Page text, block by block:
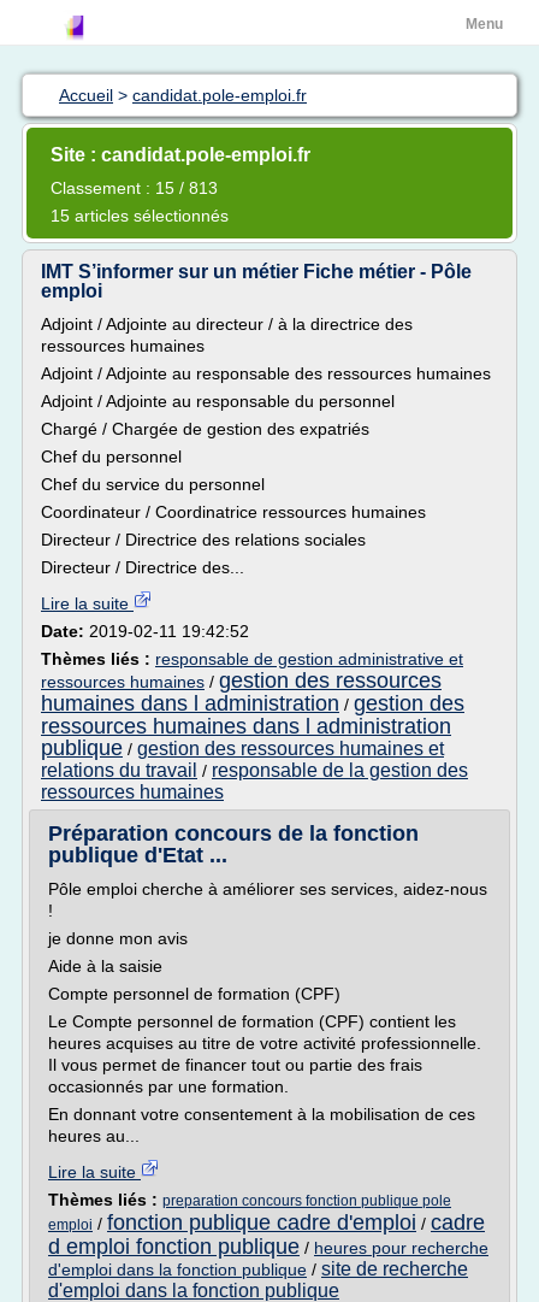
Menu
Accueil > candidat.pole-emploi.fr
Site : candidat.pole-emploi.fr
Classement : 15 / 813
15 articles sélectionnés
IMT S’informer sur un métier Fiche métier - Pôle
emploi
Adjoint / Adjointe au directeur / à la directrice des
ressources humaines
Adjoint / Adjointe au responsable des ressources humaines
Adjoint / Adjointe au responsable du personnel
Chargé / Chargée de gestion des expatriés
Chef du personnel
Chef du service du personnel
Coordinateur / Coordinatrice ressources humaines
Directeur / Directrice des relations sociales
Directeur / Directrice des...
Lire la suite
Date: 2019-02-11 19:42:52
Thèmes liés : responsable de gestion administrative et
ressources humaines / gestion des ressources
humaines dans l administration / gestion des
ressources humaines dans l administration
publique / gestion des ressources humaines et
relations du travail / responsable de la gestion des
ressources humaines
Préparation concours de la fonction
publique d'Etat ...
Pôle emploi cherche à améliorer ses services, aidez-nous
!
je donne mon avis
Aide à la saisie
Compte personnel de formation (CPF)
Le Compte personnel de formation (CPF) contient les
heures acquises au titre de votre activité professionnelle.
Il vous permet de financer tout ou partie des frais
occasionnés par une formation.
En donnant votre consentement à la mobilisation de ces
heures au...
Lire la suite
Thèmes liés : preparation concours fonction publique pole
emploi / fonction publique cadre d'emploi / cadre
d emploi fonction publique / heures pour recherche
d'emploi dans la fonction publique / site de recherche
d'emploi dans la fonction publique